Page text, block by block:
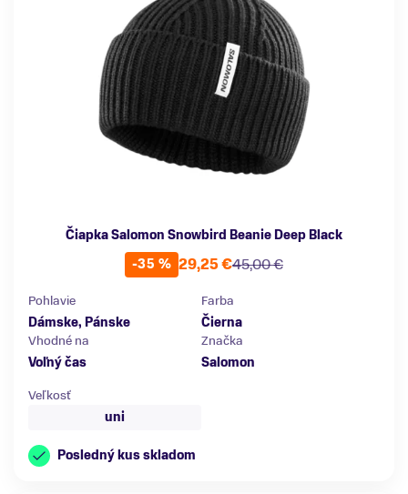
Čiapka Salomon Snowbird Beanie Deep Black
-35 %
45,00 €
29,25 €
Pohlavie
Dámske, Pánske
Farba
Čierna
Vhodné na
Voľný čas
Značka
Salomon
Veľkosť
uni
Posledný kus skladom